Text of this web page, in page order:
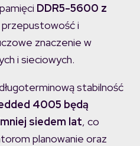
DDR5-5600 z
i
znaczenie w
i sieciowych.
stabilność
4005 będą
siedem lat, co
planowanie oraz